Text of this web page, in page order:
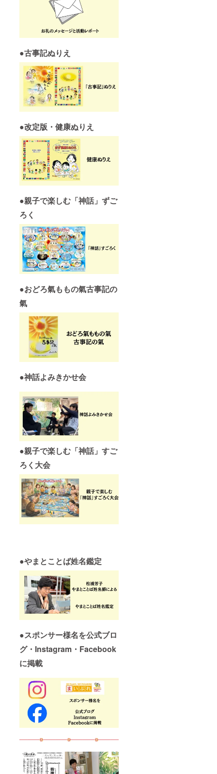
●古事記ぬりえ
●改定版・健康ぬりえ
●親子で楽しむ「神話」ずご
ろく
●おどろ氣ももの氣古事記の
氣
●神話よみきかせ会
●親子で楽しむ「神話」すご
ろく大会
●やまとことば姓名鑑定
●スポンサー様名を公式ブロ
グ・Instagram・Facebook
に掲載